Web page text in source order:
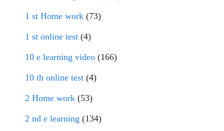
1 st Home work (73)
1 st online test (4)
10 e learning video (166)
10 th online test (4)
2 Home work (53)
2 nd e learning (134)